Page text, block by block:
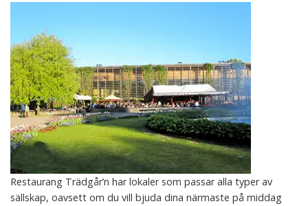
Restaurang Trädgår’n har lokaler som passar alla typer av
sällskap, oavsett om du vill bjuda dina närmaste på middag